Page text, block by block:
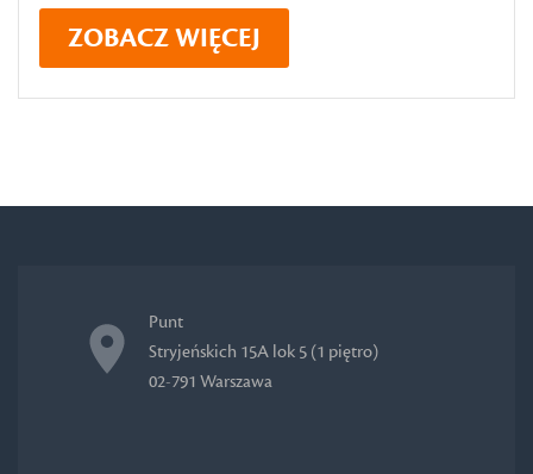
ZOBACZ WIĘCEJ
Punt
Stryjeńskich 15A lok 5 (1 piętro)
02-791 Warszawa